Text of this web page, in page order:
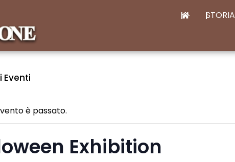
STORIA
Eventi
è passato.
Exhibition